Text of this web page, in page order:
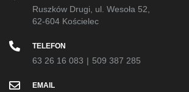
Ruszków Drugi, ul. Wesoła 52,
62-604 Kościelec
TELEFON
63 26 16 083 | 509 387 285
EMAIL